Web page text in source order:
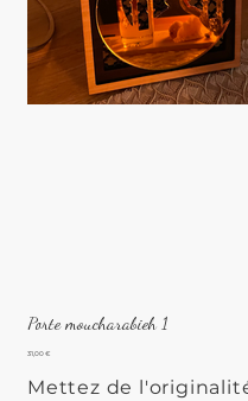
Porte moucharabieh 1
Prix
31,00 €
Mettez de